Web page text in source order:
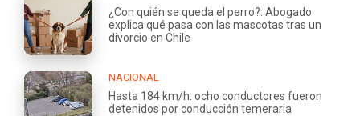
¿Con quién se queda el perro?: Abogado
explica qué pasa con las mascotas tras un
divorcio en Chile
NACIONAL
Hasta 184 km/h: ocho conductores fueron
detenidos por conducción temeraria